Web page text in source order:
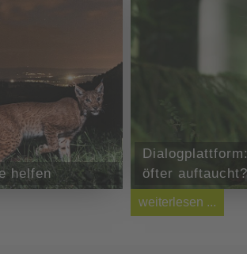
helfen
öfter auftaucht?
weiterlesen ...